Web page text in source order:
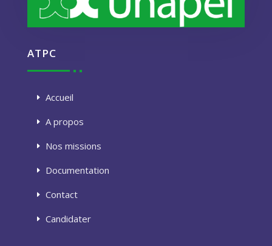
ATPC
Accueil
A propos
Nos missions
Documentation
Contact
Candidater